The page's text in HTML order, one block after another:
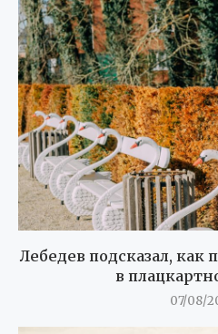
Лебедев подсказал, как
в
07/08/